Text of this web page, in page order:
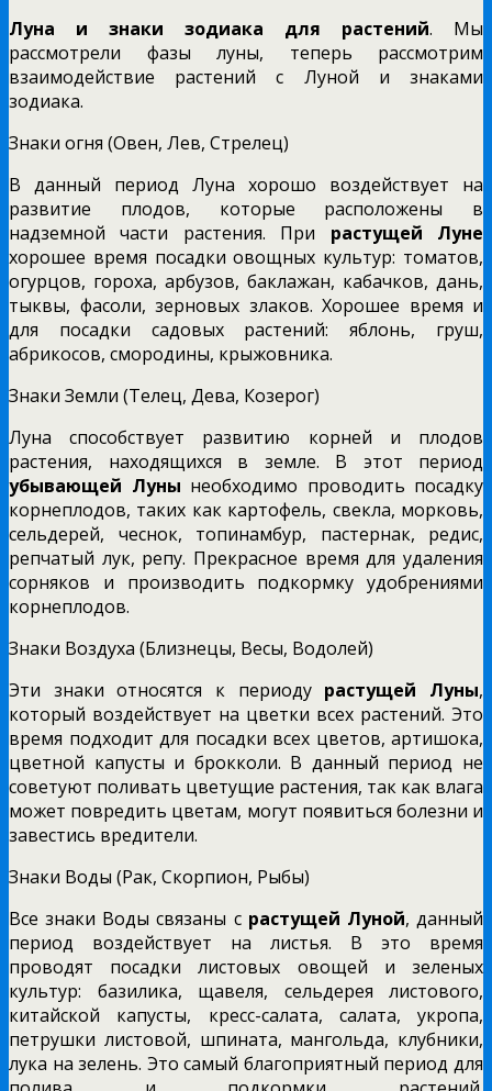
Луна и знаки зодиака для растений. Мы
рассмотрели фазы луны, теперь рассмотрим
взаимодействие растений с Луной и знаками
зодиака.
Знаки огня (Овен, Лев, Стрелец)
В данный период Луна хорошо воздействует на
развитие плодов, которые расположены в
надземной части растения. При растущей Луне
хорошее время посадки овощных культур: томатов,
огурцов, гороха, арбузов, баклажан, кабачков, дань,
тыквы, фасоли, зерновых злаков. Хорошее время и
для посадки садовых растений: яблонь, груш,
абрикосов, смородины, крыжовника.
Знаки Земли (Телец, Дева, Козерог)
Луна способствует развитию корней и плодов
растения, находящихся в земле. В этот период
убывающей Луны необходимо проводить посадку
корнеплодов, таких как картофель, свекла, морковь,
сельдерей, чеснок, топинамбур, пастернак, редис,
репчатый лук, репу. Прекрасное время для удаления
сорняков и производить подкормку удобрениями
корнеплодов.
Знаки Воздуха (Близнецы, Весы, Водолей)
Эти знаки относятся к периоду растущей Луны,
который воздействует на цветки всех растений. Это
время подходит для посадки всех цветов, артишока,
цветной капусты и брокколи. В данный период не
советуют поливать цветущие растения, так как влага
может повредить цветам, могут появиться болезни и
завестись вредители.
Знаки Воды (Рак, Скорпион, Рыбы)
Все знаки Воды связаны с растущей Луной, данный
период воздействует на листья. В это время
проводят посадки листовых овощей и зеленых
культур: базилика, щавеля, сельдерея листового,
китайской капусты, кресс-салата, салата, укропа,
петрушки листовой, шпината, мангольда, клубники,
лука на зелень. Это самый благоприятный период для